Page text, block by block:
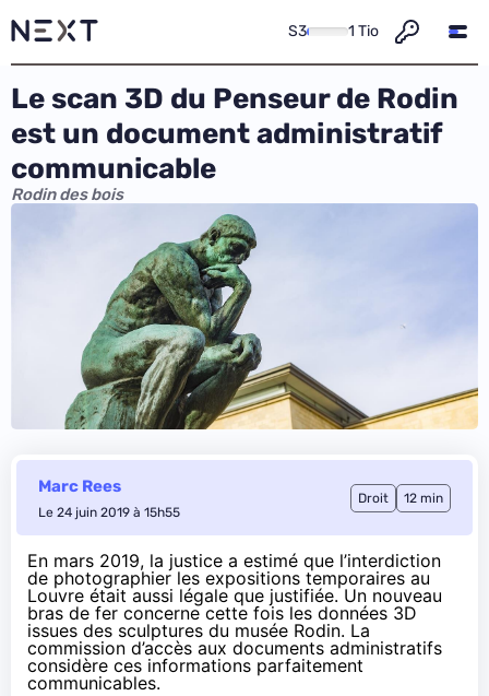
S3 1 Tio
Le scan 3D du Penseur de Rodin
est un document administratif
communicable
Rodin des bois
Marc Rees
Le 24 juin 2019 à 15h55
Droit 12 min
En mars 2019, la justice a estimé que l’interdiction
de photographier les expositions temporaires au
Louvre était aussi légale que justifiée. Un nouveau
bras de fer concerne cette fois les données 3D
issues des sculptures du musée Rodin. La
commission d’accès aux documents administratifs
considère ces informations parfaitement
communicables.